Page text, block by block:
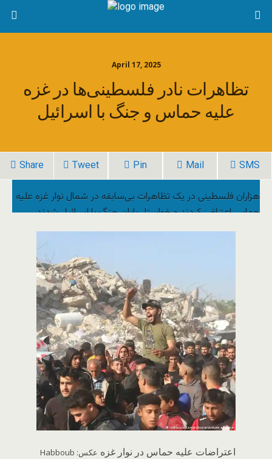
April 17, 2025
تظاهرات نادر فلسطینی‌ها در غزه
علیه حماس و جنگ با اسرائیل
Share Tweet Pin Mail SMS
هزاران فلسطینی در یک تظاهرات بی‌سابقه در شمال نوار غزه علیه
حماس اعتراض کردند و خواستار پایان جنگ با اسرائیل شدند.
معترضان با در دست داشتن پلاکاردهایی نظیر “می‌خواهیم در
اعتراضات علیه حماس در نوار غزه
عکس: Habboub